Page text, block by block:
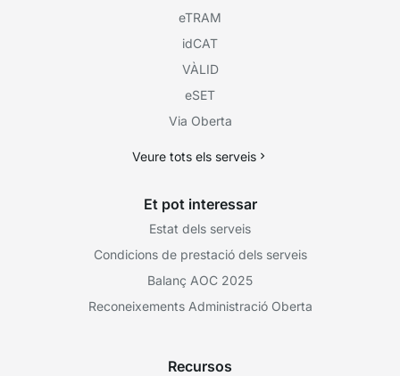
eTRAM
idCAT
VÀLID
eSET
Via Oberta
Veure tots els serveis
Et pot interessar
Estat dels serveis
Condicions de prestació dels serveis
Balanç AOC 2025
Reconeixements Administració Oberta
Recursos